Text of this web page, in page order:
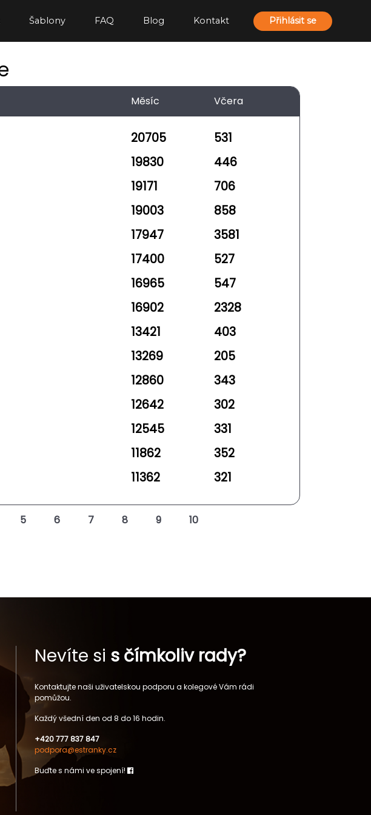
Šablony FAQ Blog Kontakt Přihlásit se
Měsíc Včera
20705
531
19830
446
19171
706
19003
858
17947
3581
17400
527
16965
547
16902
2328
13421
403
13269
205
12860
343
12642
302
12545
331
11862
352
11362 321
5 6 7 8 9 10
Nevíte si s čímkoliv rady?
Kontaktujte naši uživatelskou podporu a kolegové Vám rádi
pomůžou.
Každý všední den od 8 do 16 hodin.
+420 777 837 847
podpora@estranky.cz
Buďte s námi ve spojení!